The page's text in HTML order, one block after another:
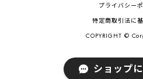
した！とても早い対応であり
レゼント用だったけど自分用
ありがとうございました！！
プライバシー
特定商取引法に
COPYRIGHT ©
ショップ